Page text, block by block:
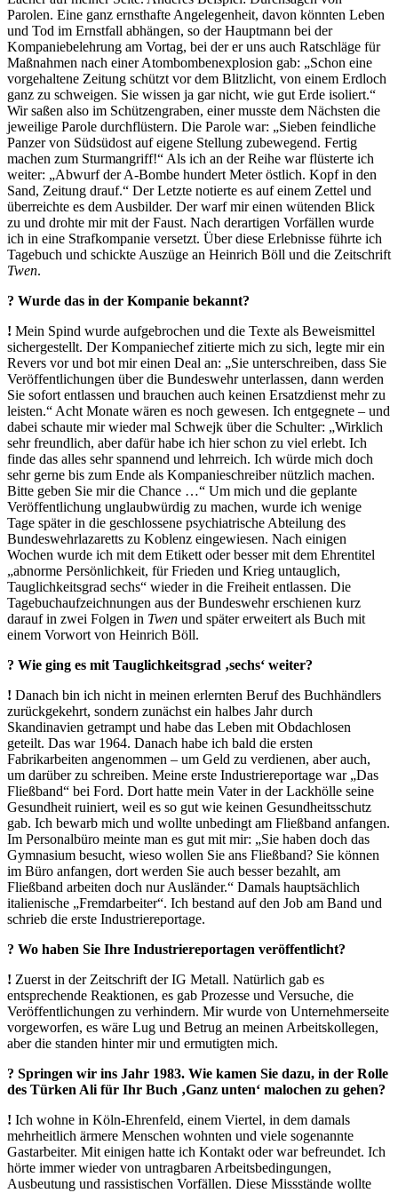
Parolen. Eine ganz ernsthafte Angelegenheit, davon könnten Leben
und Tod im Ernstfall abhängen, so der Hauptmann bei der
Kompaniebelehrung am Vortag, bei der er uns auch Ratschläge für
Maßnahmen nach einer Atombombenexplosion gab: „Schon eine
vorgehaltene Zeitung schützt vor dem Blitzlicht, von einem Erdloch
ganz zu schweigen. Sie wissen ja gar nicht, wie gut Erde isoliert.“
Wir saßen also im Schützengraben, einer musste dem Nächsten die
jeweilige Parole durchflüstern. Die Parole war: „Sieben feindliche
Panzer von Südsüdost auf eigene Stellung zubewegend. Fertig
machen zum Sturmangriff!“ Als ich an der Reihe war flüsterte ich
weiter: „Abwurf der A-Bombe hundert Meter östlich. Kopf in den
Sand, Zeitung drauf.“ Der Letzte notierte es auf einem Zettel und
überreichte es dem Ausbilder. Der warf mir einen wütenden Blick
zu und drohte mir mit der Faust. Nach derartigen Vorfällen wurde
ich in eine Strafkompanie versetzt. Über diese Erlebnisse führte ich
Tagebuch und schickte Auszüge an Heinrich Böll und die Zeitschrift
Twen.
? Wurde das in der Kompanie bekannt?
! Mein Spind wurde aufgebrochen und die Texte als Beweismittel
sichergestellt. Der Kompaniechef zitierte mich zu sich, legte mir ein
Revers vor und bot mir einen Deal an: „Sie unterschreiben, dass Sie
Veröffentlichungen über die Bundeswehr unterlassen, dann werden
Sie sofort entlassen und brauchen auch keinen Ersatzdienst mehr zu
leisten.“ Acht Monate wären es noch gewesen. Ich entgegnete – und
dabei schaute mir wieder mal Schwejk über die Schulter: „Wirklich
sehr freundlich, aber dafür habe ich hier schon zu viel erlebt. Ich
finde das alles sehr spannend und lehrreich. Ich würde mich doch
sehr gerne bis zum Ende als Kompanieschreiber nützlich machen.
Bitte geben Sie mir die Chance …“ Um mich und die geplante
Veröffentlichung unglaubwürdig zu machen, wurde ich wenige
Tage später in die geschlossene psychiatrische Abteilung des
Bundeswehrlazaretts zu Koblenz eingewiesen. Nach einigen
Wochen wurde ich mit dem Etikett oder besser mit dem Ehrentitel
„abnorme Persönlichkeit, für Frieden und Krieg untauglich,
Tauglichkeitsgrad sechs“ wieder in die Freiheit entlassen. Die
Tagebuchaufzeichnungen aus der Bundeswehr erschienen kurz
darauf in zwei Folgen in Twen und später erweitert als Buch mit
einem Vorwort von Heinrich Böll.
? Wie ging es mit Tauglichkeitsgrad ‚sechs‘ weiter?
! Danach bin ich nicht in meinen erlernten Beruf des Buchhändlers
zurückgekehrt, sondern zunächst ein halbes Jahr durch
Skandinavien getrampt und habe das Leben mit Obdachlosen
geteilt. Das war 1964. Danach habe ich bald die ersten
Fabrikarbeiten angenommen – um Geld zu verdienen, aber auch,
um darüber zu schreiben. Meine erste Industriereportage war „Das
Fließband“ bei Ford. Dort hatte mein Vater in der Lackhölle seine
Gesundheit ruiniert, weil es so gut wie keinen Gesundheitsschutz
gab. Ich bewarb mich und wollte unbedingt am Fließband anfangen.
Im Personalbüro meinte man es gut mit mir: „Sie haben doch das
Gymnasium besucht, wieso wollen Sie ans Fließband? Sie können
im Büro anfangen, dort werden Sie auch besser bezahlt, am
Fließband arbeiten doch nur Ausländer.“ Damals hauptsächlich
italienische „Fremdarbeiter“. Ich bestand auf den Job am Band und
schrieb die erste Industriereportage.
? Wo haben Sie Ihre Industrierepor­tagen veröffentlicht?
! Zuerst in der Zeitschrift der IG Metall. Natürlich gab es
entsprechende Reaktionen, es gab Prozesse und Versuche, die
Veröffentlichungen zu verhindern. Mir wurde von Unternehmerseite
vorgeworfen, es wäre Lug und Betrug an meinen Arbeitskollegen,
aber die standen hinter mir und ermutigten mich.
? Springen wir ins Jahr 1983. Wie kamen Sie dazu, in der Rolle
des Türken Ali für Ihr Buch ‚Ganz unten‘ malochen zu gehen?
! Ich wohne in Köln-Ehrenfeld, einem Viertel, in dem damals
mehrheitlich ärmere Menschen wohnten und viele sogenannte
Gastarbeiter. Mit einigen hatte ich Kontakt oder war befreundet. Ich
hörte immer wieder von untragbaren Arbeitsbedingungen,
Ausbeutung und rassistischen Vorfällen. Diese Missstände wollte